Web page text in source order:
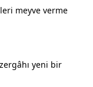
meyve verme
yeni bir